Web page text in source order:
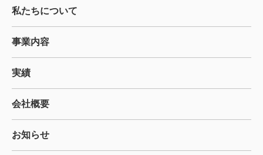
私たちについて
事業内容
実績
会社概要
お知らせ